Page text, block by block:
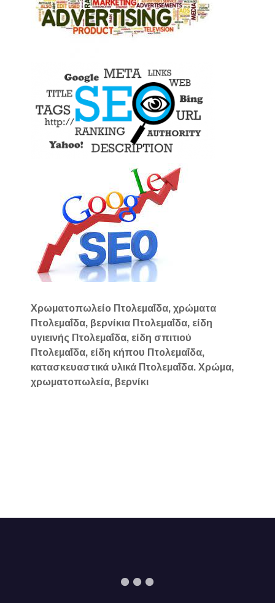
Χρωματοπωλείο Πτολεμαΐδα, χρώματα
Πτολεμαΐδα, βερνίκια Πτολεμαΐδα, είδη
υγιεινής Πτολεμαΐδα, είδη σπιτιού
Πτολεμαΐδα, είδη κήπου Πτολεμαΐδα,
κατασκευαστικά υλικά Πτολεμαΐδα. Χρώμα,
χρωματοπωλεία, βερνίκι